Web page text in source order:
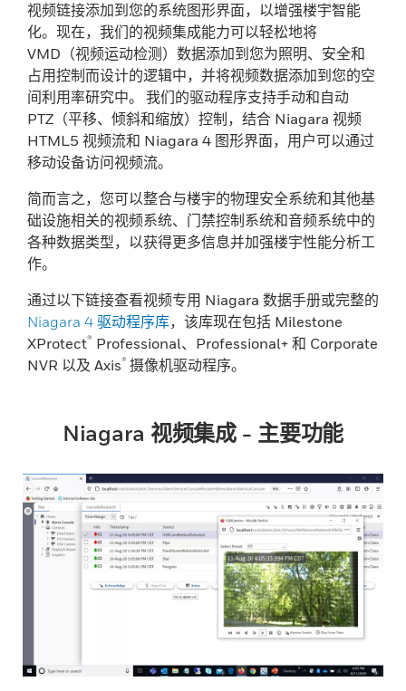
视频链接添加到您的系统图形界面，以增强楼宇智能
化。现在，我们的视频集成能力可以轻松地将
VMD（视频运动检测）数据添加到您为照明、安全和
占用控制而设计的逻辑中，并将视频数据添加到您的空
间利用率研究中。 我们的驱动程序支持手动和自动
PTZ（平移、倾斜和缩放）控制，结合 Niagara 视频
HTML5 视频流和 Niagara 4 图形界面，用户可以通过
移动设备访问视频流。
简而言之，您可以整合与楼宇的物理安全系统和其他基
础设施相关的视频系统、门禁控制系统和音频系统中的
各种数据类型，以获得更多信息并加强楼宇性能分析工
作。
通过以下链接查看视频专用 Niagara 数据手册或完整的
Niagara 4 驱动程序库，该库现在包括 Milestone
XProtect® Professional、Professional+ 和 Corporate
NVR 以及 Axis® 摄像机驱动程序。
Niagara 视频集成 - 主要功能